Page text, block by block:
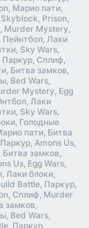
Марио пати,
Prison,
Murder Mystery,
Пейнтбол, Лаки
Sky Wars,
Паркур, Сплиф,
Битва замков,
Bed Wars,
Mystery, Egg
Лаки
Sky Wars,
Голодные
пати, Битва
Amons Us,
замков,
Us, Egg Wars,
Лаки блоки,
Battle, Паркур,
Сплиф, Murder
замков,
Bed Wars,
Паркур,